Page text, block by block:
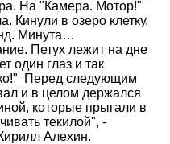
На "Камера. Мотор!"
Кинули в озеро клетку.
Минута…
Петух лежит на дне
один глаз и так
Перед следующим
и в целом держался
которые прыгали в
текилой", -
Алехин.